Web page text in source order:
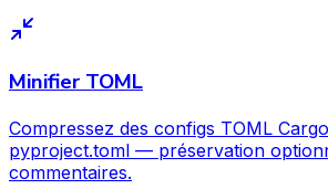
Minifier TOML
Compressez des configs TOML
pyproject.toml — préservation
commentaires.